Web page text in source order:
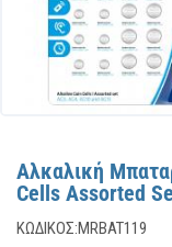
Αλκαλική
Cells Assorted
ΚΩΔΙΚΌΣ:MRBAT119